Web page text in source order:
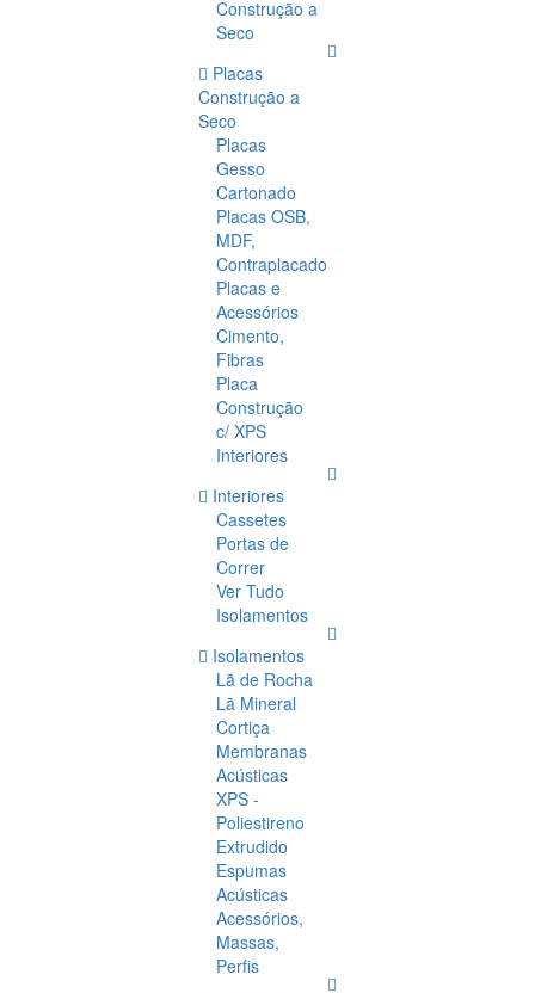
Construção a
Seco
Placas
Construção a
Seco
Placas
Gesso
Cartonado
Placas OSB,
MDF,
Contraplacado
Placas e
Acessórios
Cimento,
Fibras
Placa
Construção
c/ XPS
Interiores
Interiores
Cassetes
Portas de
Correr
Ver Tudo
Isolamentos
Isolamentos
Lã de Rocha
Lã Mineral
Cortiça
Membranas
Acústicas
XPS -
Poliestireno
Extrudido
Espumas
Acústicas
Acessórios,
Massas,
Perfis